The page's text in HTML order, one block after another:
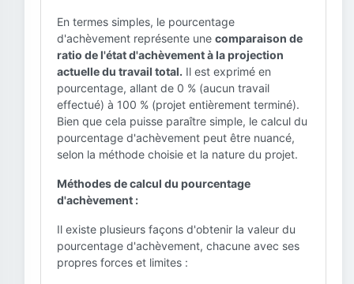
En termes simples, le pourcentage
d'achèvement représente une comparaison de
ratio de l'état d'achèvement à la projection
actuelle du travail total. Il est exprimé en
pourcentage, allant de 0 % (aucun travail
effectué) à 100 % (projet entièrement terminé).
Bien que cela puisse paraître simple, le calcul du
pourcentage d'achèvement peut être nuancé,
selon la méthode choisie et la nature du projet.
Méthodes de calcul du pourcentage
d'achèvement :
Il existe plusieurs façons d'obtenir la valeur du
pourcentage d'achèvement, chacune avec ses
propres forces et limites :